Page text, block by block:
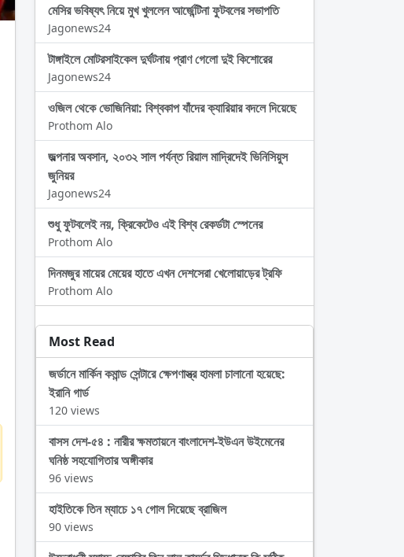
মেসির ভবিষ্যৎ নিয়ে মুখ খুললেন আর্জেন্টিনা ফুটবলের সভাপতি
Jagonews24
টাঙ্গাইলে মোটরসাইকেল দুর্ঘটনায় প্রাণ গেলো দুই কিশোরের
Jagonews24
ওজিল থেকে ভোজিনিয়া: বিশ্বকাপ যাঁদের ক্যারিয়ার বদলে দিয়েছে
Prothom Alo
জল্পনার অবসান, ২০৩২ সাল পর্যন্ত রিয়াল মাদ্রিদেই ভিনিসিয়ুস
জুনিয়র
Jagonews24
শুধু ফুটবলেই নয়, ক্রিকেটেও এই বিশ্ব রেকর্ডটা স্পেনের
Prothom Alo
দিনমজুর মায়ের মেয়ের হাতে এখন দেশসেরা খেলোয়াড়ের ট্রফি
Prothom Alo
Most Read
জর্ডানে মার্কিন কমান্ড সেন্টারে ক্ষেপণাস্ত্র হামলা চালানো হয়েছে:
ইরানি গার্ড
120 views
বাসস দেশ-৫৪ : নারীর ক্ষমতায়নে বাংলাদেশ-ইউএন উইমেনের
ঘনিষ্ঠ সহযোগিতার অঙ্গীকার
96 views
হাইতিকে তিন ম্যাচে ১৭ গোল দিয়েছে ব্রাজিল
90 views